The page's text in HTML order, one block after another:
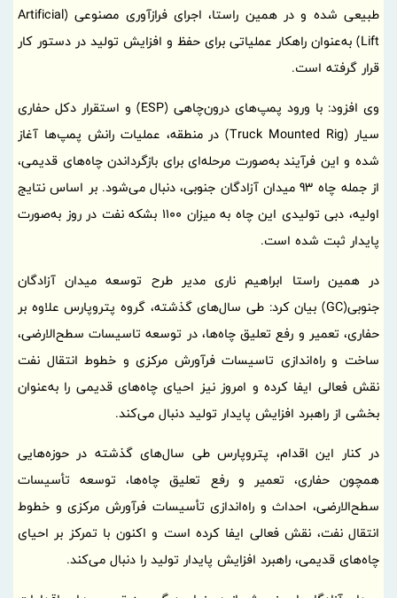
طبیعی شده و در همین راستا، اجرای فرازآوری مصنوعی (Artificial
Lift) به‌عنوان راهکار عملیاتی برای حفظ و افزایش تولید در دستور کار
قرار گرفته است.
وی افزود: با ورود پمپ‌های درون‌چاهی (ESP) و استقرار دکل حفاری
سیار (Truck Mounted Rig) در منطقه، عملیات رانش پمپ‌ها آغاز
شده و این فرآیند به‌صورت مرحله‌ای برای بازگرداندن چاه‌های قدیمی،
از جمله چاه 93 میدان آزادگان جنوبی، دنبال می‌شود. بر اساس نتایج
اولیه، دبی تولیدی این چاه به میزان 1100 بشکه نفت در روز به‌صورت
پایدار ثبت شده است.
در همین راستا ابراهیم ناری مدیر طرح توسعه میدان آزادگان
جنوبی(GC) بیان کرد: طی سال‌های گذشته، گروه پتروپارس علاوه بر
حفاری، تعمیر و رفع تعلیق چاه‌ها، در توسعه تاسیسات سطح‌الارضی،
ساخت و راه‌اندازی تاسیسات فرآورش مرکزی و خطوط انتقال نفت
نقش فعالی ایفا کرده و امروز نیز احیای چاه‌های قدیمی را به‌عنوان
بخشی از راهبرد افزایش پایدار تولید دنبال می‌کند.
در کنار این اقدام، پتروپارس طی سال‌های گذشته در حوزه‌هایی
همچون حفاری، تعمیر و رفع تعلیق چاه‌ها، توسعه تأسیسات
سطح‌الارضی، احداث و راه‌اندازی تأسیسات فرآورش مرکزی و خطوط
انتقال نفت، نقش فعالی ایفا کرده است و اکنون با تمرکز بر احیای
چاه‌های قدیمی، راهبرد افزایش پایدار تولید را دنبال می‌کند.